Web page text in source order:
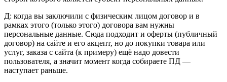
Д: когда вы заключили с физическим лицом договор и в
рамках этого (только этого) договора вам нужны
персональные данные. Сюда подходит и оферты (публичный
договор) на сайте и его акцепт, но до покупки товара или
услуг, заказа с сайта (к примеру) ещё надо довести
пользователя, а значит момент когда собираете ПД —
наступает раньше.